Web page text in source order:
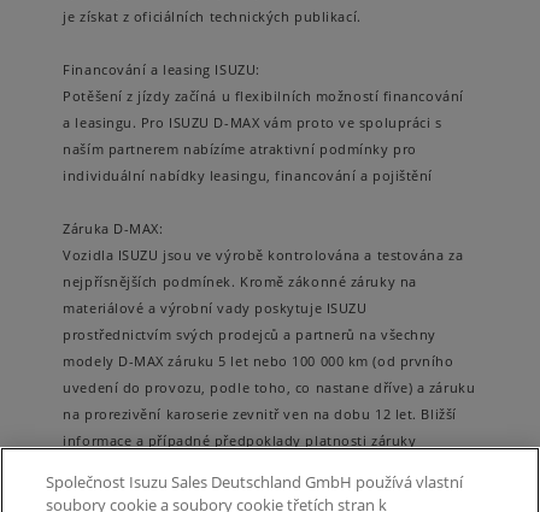
je získat z oficiálních technických publikací.
Financování a leasing ISUZU:
Potěšení z jízdy začíná u flexibilních možností financování
a leasingu. Pro ISUZU D-MAX vám proto ve spolupráci s
naším partnerem nabízíme atraktivní podmínky pro
individuální nabídky leasingu, financování a pojištění
Záruka D-MAX:
Vozidla ISUZU jsou ve výrobě kontrolována a testována za
nejpřísnějších podmínek. Kromě zákonné záruky na
materiálové a výrobní vady poskytuje ISUZU
prostřednictvím svých prodejců a partnerů na všechny
modely D-MAX záruku 5 let nebo 100 000 km (od prvního
uvedení do provozu, podle toho, co nastane dříve) a záruku
na prorezivění karoserie zevnitř ven na dobu 12 let. Bližší
informace a případné předpoklady platnosti záruky
k dispozici všichni partneři ISUZU.
Společnost Isuzu Sales Deutschland GmbH používá vlastní
soubory cookie a soubory cookie třetích stran k